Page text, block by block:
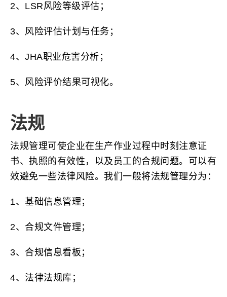
2、LSR风险等级评估；
3、风险评估计划与任务；
4、JHA职业危害分析；
5、风险评价结果可视化。
法规
法规管理可使企业在生产作业过程中时刻注意证
书、执照的有效性，以及员工的合规问题。可以有
效避免一些法律风险。我们一般将法规管理分为：
1、基础信息管理；
2、合规文件管理；
3、合规信息看板；
4、法律法规库；